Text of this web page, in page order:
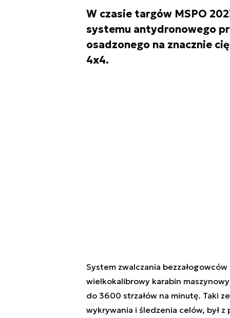
W czasie targów MSPO
systemu antydronowego
osadzonego na znacznie
4x4.
System zwalczania
wielkokalibrowy karabin
do 3600 strzałów na minutę. Taki
wykrywania i śledzenia celów, był